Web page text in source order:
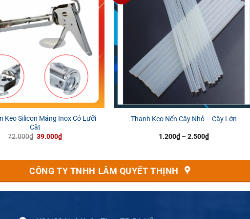
Keo Silicon Máng Inox Có Lưỡi
Cắt
72.000₫ Giá
39.000₫Giá
hiện
Thanh Keo Nến Cây Nhỏ – Cây Lớn
1.200₫ – 2.500₫Khoảng
giá:
CÔNG TY TNHH LÂM QUYẾT THỊNH